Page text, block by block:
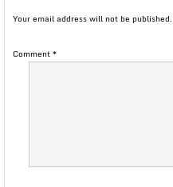
Your email address will not be published.
Comment*